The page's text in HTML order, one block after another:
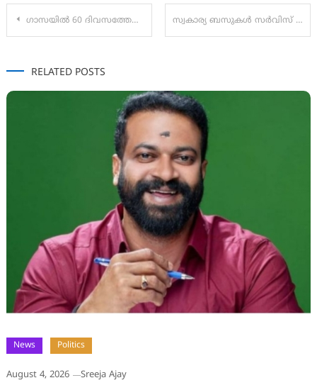
Post
ഗാസയിൽ 60 ദിവസത്തേക്കു വെടിനിർത്തൽ: ഉപാധികൾ ഇസ്രയേൽ അംഗീകരിച്ചതായി യുഎസ് പ്രസിഡന്‍റ് ഡോണൾഡ് ട്രംപ് സ്വകാര്യ ബസുകൾ സർവിസ് നിർത്തി വെക്കുന്നു
RELATED POSTS
News Politics
August 4, 2026 Sreeja Ajay